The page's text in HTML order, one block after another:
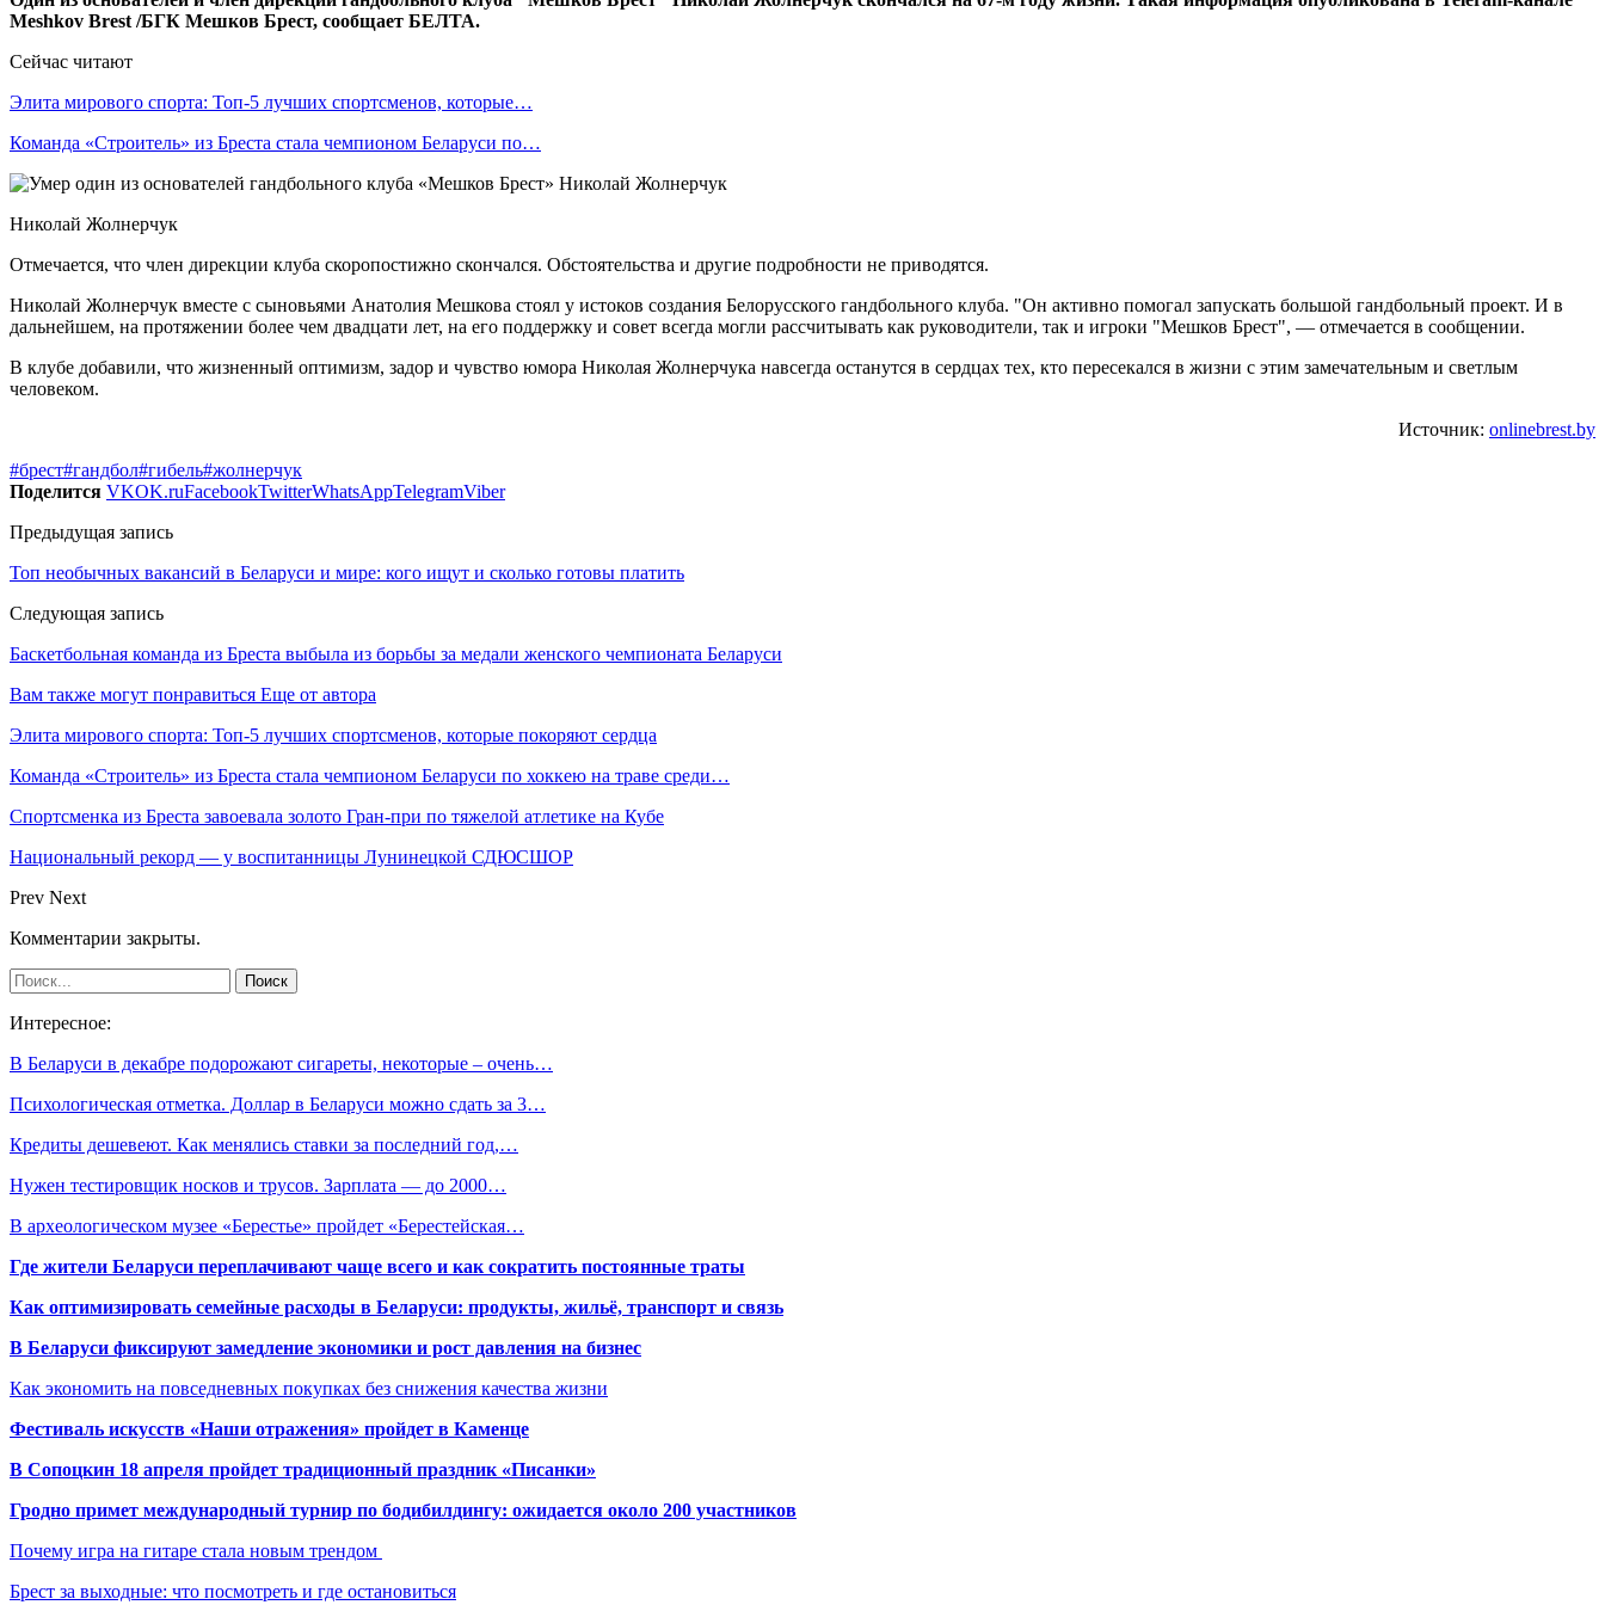
Meshkov Brest /БГК Мешков Брест, сообщает БЕЛТА.
Сейчас читают
Элита мирового спорта: Топ-5 лучших спортсменов, которые…
Команда «Строитель» из Бреста стала чемпионом Беларуси по…
Николай Жолнерчук
Отмечается, что член дирекции клуба скоропостижно скончался. Обстоятельства и другие подробности не приводятся.
Николай Жолнерчук вместе с сыновьями Анатолия Мешкова стоял у истоков создания Белорусского гандбольного клуба. "Он активно помогал запускать большой гандбольный проект. И в
дальнейшем, на протяжении более чем двадцати лет, на его поддержку и совет всегда могли рассчитывать как руководители, так и игроки "Мешков Брест", — отмечается в сообщении.
В клубе добавили, что жизненный оптимизм, задор и чувство юмора Николая Жолнерчука навсегда останутся в сердцах тех, кто пересекался в жизни с этим замечательным и светлым
человеком.
Источник: onlinebrest.by
#брест#гандбол#гибель#жолнерчук
Поделится VKOK.ruFacebookTwitterWhatsAppTelegramViber
Предыдущая запись
Топ необычных вакансий в Беларуси и мире: кого ищут и сколько готовы платить
Следующая запись
Баскетбольная команда из Бреста выбыла из борьбы за медали женского чемпионата Беларуси
Вам также могут понравиться Еще от автора
Элита мирового спорта: Топ-5 лучших спортсменов, которые покоряют сердца
Команда «Строитель» из Бреста стала чемпионом Беларуси по хоккею на траве среди…
Спортсменка из Бреста завоевала золото Гран-при по тяжелой атлетике на Кубе
Национальный рекорд — у воспитанницы Лунинецкой СДЮСШОР
Prev Next
Комментарии закрыты.
Интересное:
В Беларуси в декабре подорожают сигареты, некоторые – очень…
Психологическая отметка. Доллар в Беларуси можно сдать за 3…
Кредиты дешевеют. Как менялись ставки за последний год,…
Нужен тестировщик носков и трусов. Зарплата — до 2000…
В археологическом музее «Берестье» пройдет «Берестейская…
Где жители Беларуси переплачивают чаще всего и как сократить постоянные траты
Как оптимизировать семейные расходы в Беларуси: продукты, жильё, транспорт и связь
В Беларуси фиксируют замедление экономики и рост давления на бизнес
Как экономить на повседневных покупках без снижения качества жизни
Фестиваль искусств «Наши отражения» пройдет в Каменце
В Сопоцкин 18 апреля пройдет традиционный праздник «Писанки»
Гродно примет международный турнир по бодибилдингу: ожидается около 200 участников
Почему игра на гитаре стала новым трендом
Брест за выходные: что посмотреть и где остановиться